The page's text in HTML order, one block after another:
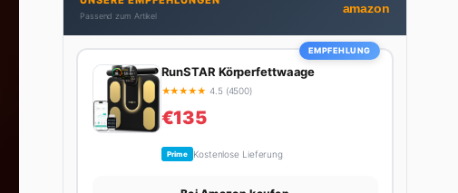
Erfahrung – ihre Wohnung wurde schon zweimal in
Design-Blogs gefeatured.
Passend zum Artikel
amazon
EMPFEHLUNG
RunSTAR Körperfettwaage
★★★★★ 4.5 (4500)
€135
Prime Kostenlose Lieferung